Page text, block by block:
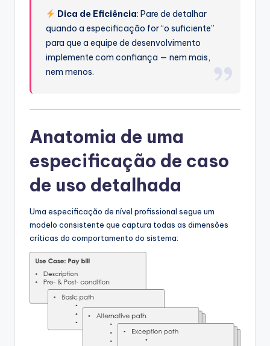
Dica de Eficiência: Pare de detalhar
quando a especificação for “o suficiente”
para que a equipe de desenvolvimento
implemente com confiança — nem mais,
nem menos.
Anatomia de uma
especificação de caso
de uso detalhada
Uma especificação de nível profissional segue um
modelo consistente que captura todas as dimensões
críticas do comportamento do sistema: